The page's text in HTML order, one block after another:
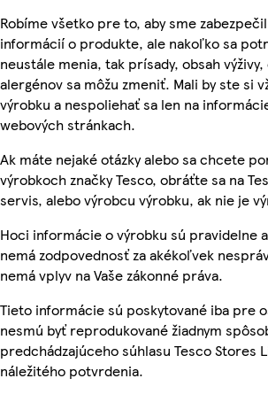
Robíme všetko pre to, aby sme
informácií o produkte, ale nakoľko sa
neustále menia, tak prísady, obsah
alergénov sa môžu zmeniť. Mali by ste si
výrobku a nespoliehať sa len na
webových stránkach.
Ak máte nejaké otázky alebo sa chcete
výrobkoch značky Tesco, obráťte sa na
servis, alebo výrobcu výrobku, ak nie je
Hoci informácie o výrobku sú pravidelne
nemá zodpovednosť za akékoľvek
nemá vplyv na Vaše zákonné práva.
Tieto informácie sú poskytované iba pre
nesmú byť reprodukované žiadnym
predchádzajúceho súhlasu Tesco Stores
náležitého potvrdenia.